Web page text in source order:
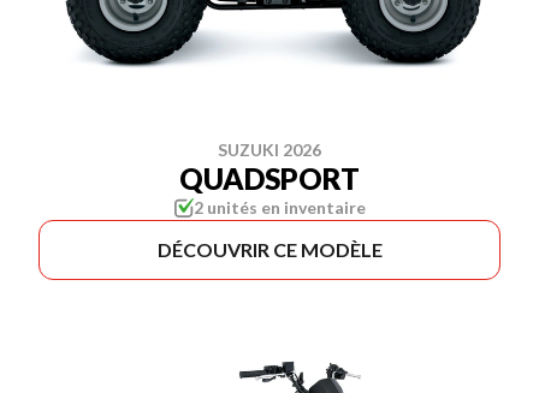
SUZUKI 2026
QUADSPORT
2 unités en inventaire
DÉCOUVRIR CE MODÈLE